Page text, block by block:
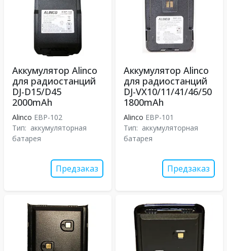
Аккумулятор Alinco
для радиостанций
DJ-D15/D45
2000mAh
Alinco EBP-102
Тип: аккумуляторная
батарея
Предзаказ
Аккумулятор Alinco
для радиостанций
DJ-VX10/11/41/46/50
1800mAh
Alinco EBP-101
Тип: аккумуляторная
батарея
Предзаказ